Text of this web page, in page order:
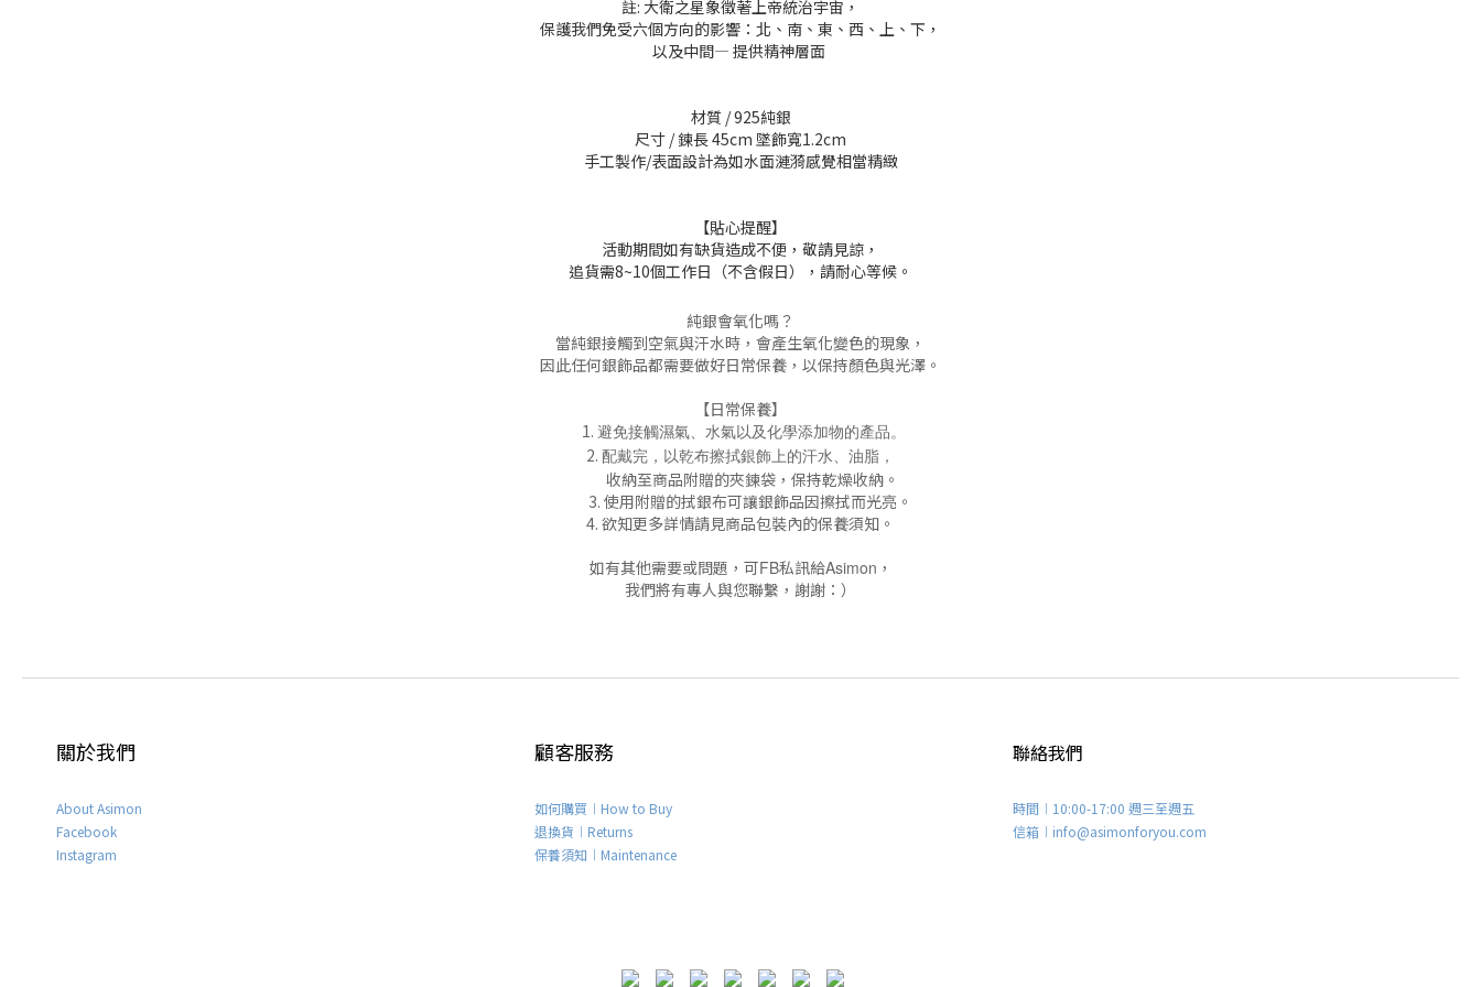
註: 大衛之星象徵著上帝統治宇宙，
保護我們免受六個方向的影響：北、南、東、西、上、下，
以及中間— 提供精神層面
材質 / 925純銀
尺寸 / 鍊長 45cm 墜飾寬1.2cm
手工製作/表面設計為如水面漣漪感覺相當精緻
【貼心提醒】
活動期間如有缺貨造成不便，敬請見諒，
追貨需8~10個工作日（不含假日），請耐心等候。
純銀會氧化嗎？
當純銀接觸到空氣與汗水時，會產生氧化變色的現象，
因此任何銀飾品都需要做好日常保養，以保持顏色與光澤。
【日常保養】
1. 避免接觸濕氣、 水氣以及化學添加物的產品。
2. 配戴完，以乾布擦拭銀飾上的汗水、油脂，
收納至商品附贈的夾鍊袋，保持乾燥收納。
3. 使用附贈的拭銀布可讓銀飾品因擦拭而光亮。
4. 欲知更多詳情請見商品包裝內的保養須知。
如有其他需要或問題，可FB私訊給Asimon ，
我們將有專人與您聯繫，謝謝：）
關於我們
About Asimon
Facebook
Instagram
顧客服務
如何購買︱How to Buy
退換貨︱Returns
保養須知︱Maintenance
聯絡我們
時間︱10:00-17:00 週三至週五
信箱︱info@asimonforyou.com